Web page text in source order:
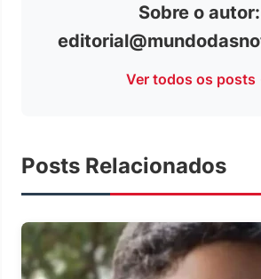
Sobre o autor:
Ver todos os
Posts Relacionados